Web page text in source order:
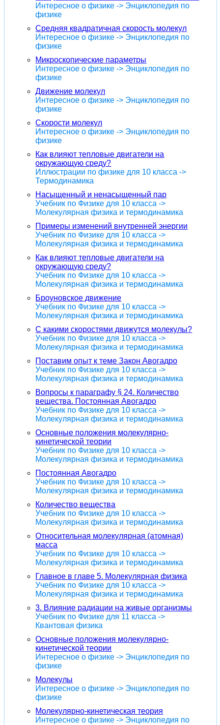
Интересное о физике -> Энциклопедия по
физике
Средняя квадратичная скорость молекул
Интересное о физике -> Энциклопедия по
физике
Микроскопические параметры
Интересное о физике -> Энциклопедия по
физике
Движение молекул
Интересное о физике -> Энциклопедия по
физике
Скорости молекул
Интересное о физике -> Энциклопедия по
физике
Как влияют тепловые двигатели на
окружающую среду?
Иллюстрации по физике для 10 класса ->
Термодинамика
Насыщенный и ненасыщенный пар
Учебник по Физике для 10 класса ->
Молекулярная физика и термодинамика
Примеры изменений внутренней энергии
Учебник по Физике для 10 класса ->
Молекулярная физика и термодинамика
Как влияют тепловые двигатели на
окружающую среду?
Учебник по Физике для 10 класса ->
Молекулярная физика и термодинамика
Броуновское движение
Учебник по Физике для 10 класса ->
Молекулярная физика и термодинамика
С какими скоростями движутся молекулы?
Учебник по Физике для 10 класса ->
Молекулярная физика и термодинамика
Поставим опыт к теме Закон Авогадро
Учебник по Физике для 10 класса ->
Молекулярная физика и термодинамика
Вопросы к параграфу § 24. Количество
вещества. Постоянная Авогадро
Учебник по Физике для 10 класса ->
Молекулярная физика и термодинамика
Основные положения молекулярно-
кинетической теории
Учебник по Физике для 10 класса ->
Молекулярная физика и термодинамика
Постоянная Авогадро
Учебник по Физике для 10 класса ->
Молекулярная физика и термодинамика
Количество вещества
Учебник по Физике для 10 класса ->
Молекулярная физика и термодинамика
Относительная молекулярная (атомная)
масса
Учебник по Физике для 10 класса ->
Молекулярная физика и термодинамика
Главное в главе 5. Молекулярная физика
Учебник по Физике для 10 класса ->
Молекулярная физика и термодинамика
3. Влияние радиации на живые организмы
Учебник по Физике для 11 класса ->
Квантовая физика
Основные положения молекулярно-
кинетической теории
Интересное о физике -> Энциклопедия по
физике
Молекулы
Интересное о физике -> Энциклопедия по
физике
Молекулярно-кинетическая теория
Интересное о физике -> Энциклопедия по